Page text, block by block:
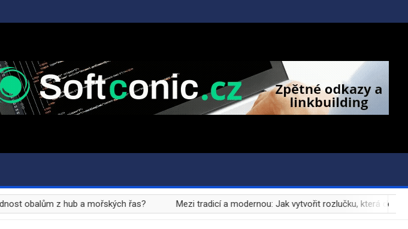
obalům z hub a mořských řas? Mezi tradicí a modernou: Jak vytvořit rozlučku, která definuje